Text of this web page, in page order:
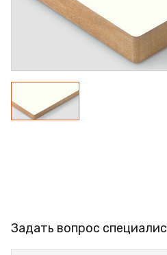
Задать вопрос